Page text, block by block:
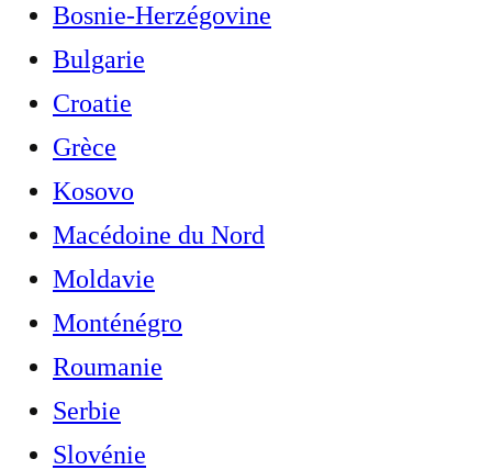
Bosnie-Herzégovine
Bulgarie
Croatie
Grèce
Kosovo
Macédoine du Nord
Moldavie
Monténégro
Roumanie
Serbie
Slovénie